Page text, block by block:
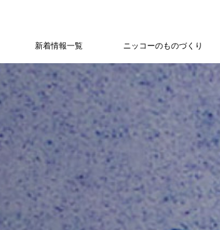
新着情報一覧 ニッコーのものづくり